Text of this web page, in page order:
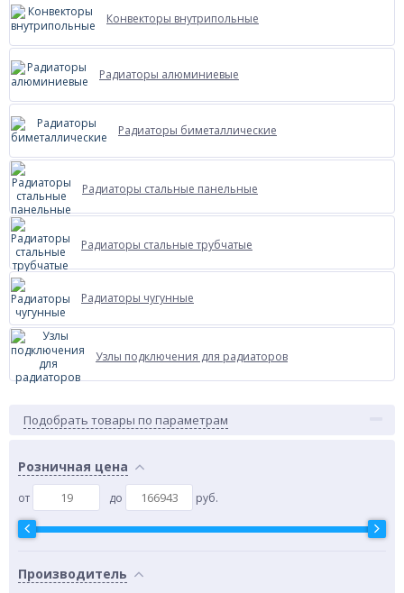
Конвекторы внутрипольные
Радиаторы алюминиевые
Радиаторы биметаллические
Радиаторы стальные панельные
Радиаторы стальные трубчатые
Радиаторы чугунные
Узлы подключения для радиаторов
Подобрать товары по параметрам
Розничная цена
от до руб.
Производитель